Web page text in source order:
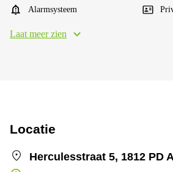
Alarmsysteem
Laat meer zien
Locatie
Herculesstraat 5, 1812 PD